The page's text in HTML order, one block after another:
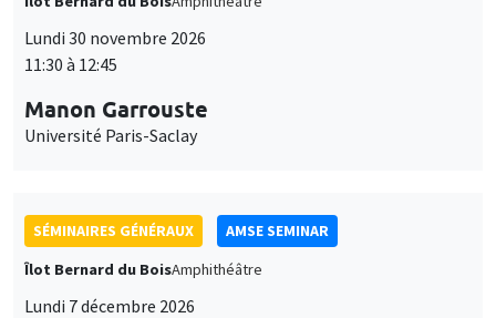
Lundi 30 novembre 2026
11:30 à 12:45
Manon Garrouste
Université Paris-Saclay
SÉMINAIRES GÉNÉRAUX
AMSE SEMINAR
Îlot Bernard du BoisAmphithéâtre
Lundi 7 décembre 2026